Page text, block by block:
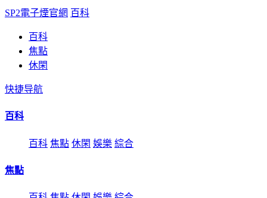
SP2電子煙官網 百科
百科
焦點
休閑
快捷导航
百科
百科 焦點 休閑 娛樂 綜合
焦點